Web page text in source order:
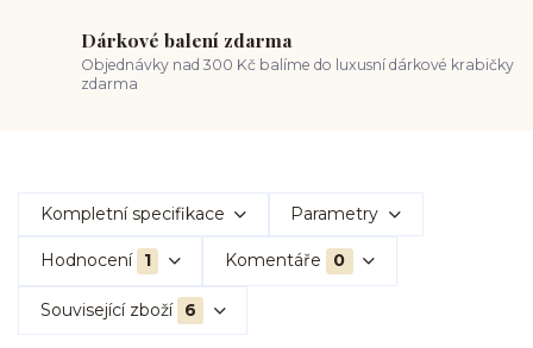
Dárkové balení zdarma
Objednávky nad 300 Kč balíme do luxusní dárkové krabičky
zdarma
Kompletní specifikace Parametry
Hodnocení 1 Komentáře 0
Související zboží 6